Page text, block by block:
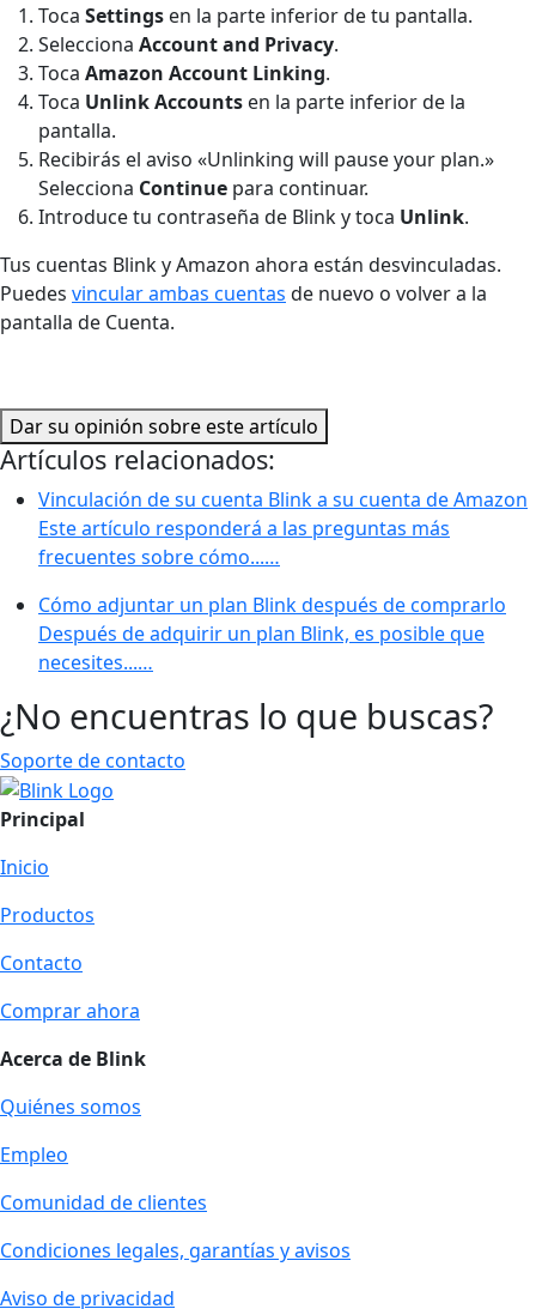
Toca Settings en la parte inferior de tu pantalla.
Selecciona Account and Privacy.
Toca Amazon Account Linking.
Toca Unlink Accounts en la parte inferior de la
pantalla.
Recibirás el aviso «Unlinking will pause your plan.»
Selecciona Continue para continuar.
Introduce tu contraseña de Blink y toca Unlink.
Tus cuentas Blink y Amazon ahora están desvinculadas.
Puedes vincular ambas cuentas de nuevo o volver a la
pantalla de Cuenta.
Dar su opinión sobre este artículo
Artículos relacionados:
Vinculación de su cuenta Blink a su cuenta de Amazon
Este artículo responderá a las preguntas más
frecuentes sobre cómo...…
Cómo adjuntar un plan Blink después de comprarlo
Después de adquirir un plan Blink, es posible que
necesites...…
¿No encuentras lo que buscas?
Soporte de contacto
Principal
Inicio
Productos
Contacto
Comprar ahora
Acerca de Blink
Quiénes somos
Empleo
Comunidad de clientes
Condiciones legales, garantías y avisos
Aviso de privacidad